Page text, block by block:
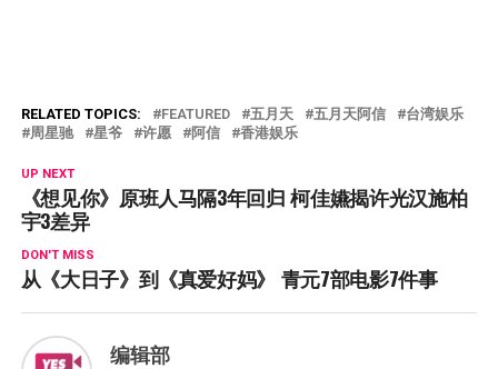
RELATED TOPICS: FEATURED 五月天 五月天阿信
台湾娱乐
周星驰
星爷 许愿 阿信 香港娱乐
UP NEXT
《想见你》原班人马隔3年回归 柯佳嬿揭许光汉施柏
宇3差异
DON'T MISS
从《大日子》到《真爱好妈》 青元7部电影7件事
编辑部